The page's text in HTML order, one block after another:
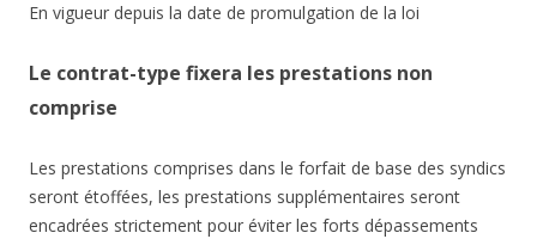
En vigueur depuis la date de promulgation de la loi
Le contrat-type fixera les prestations non
comprise
Les prestations comprises dans le forfait de base des syndics
seront étoffées, les prestations supplémentaires seront
encadrées strictement pour éviter les forts dépassements